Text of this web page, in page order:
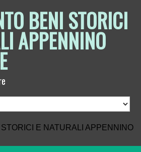
BENI STORICI
APPENNINO